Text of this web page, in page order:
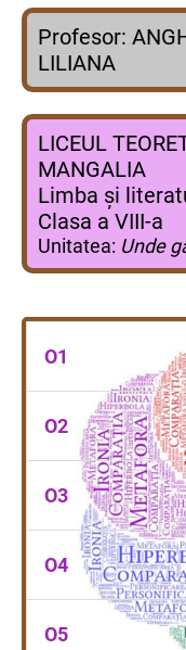
Profesor:
LILIANA
LICEUL
MANGALIA
Limba și
Clasa a VIII-a
Unitatea: Unde
O1
să identificați
O2
să definiți
O3
să identificați
O4
să identificați
O5